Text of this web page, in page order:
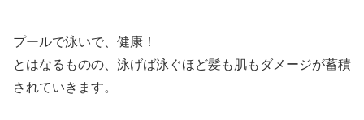
プールで泳いで、健康！
とはなるものの、泳げば泳ぐほど髪も肌もダメージが蓄積
されていきます。